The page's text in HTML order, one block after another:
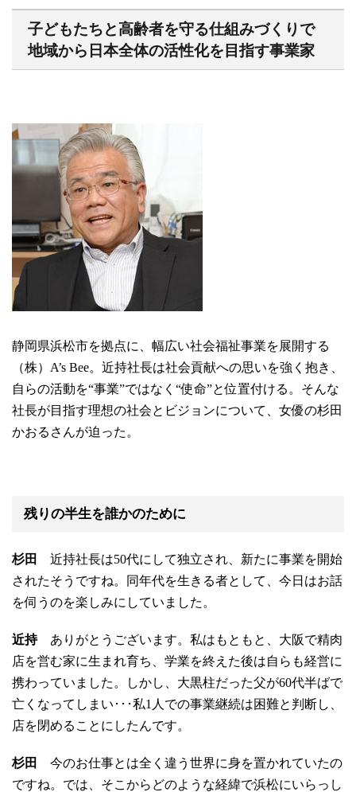
子どもたちと高齢者を守る仕組みづくりで
地域から日本全体の活性化を目指す事業家
静岡県浜松市を拠点に、幅広い社会福祉事業を展開する
（株）A’s Bee。近持社長は社会貢献への思いを強く抱き、
自らの活動を“事業”ではなく“使命”と位置付ける。そんな
社長が目指す理想の社会とビジョンについて、女優の杉田
かおるさんが迫った。
残りの半生を誰かのために
杉田
近持社長は50代にして独立され、新たに事業を開始
されたそうですね。同年代を生きる者として、今日はお話
を伺うのを楽しみにしていました。
近持ありがとうございます。私はもともと、大阪で精肉
店を営む家に生まれ育ち、学業を終えた後は自らも経営に
携わっていました。しかし、大黒柱だった父が60代半ばで
亡くなってしまい･･･私1人での事業継続は困難と判断し、
店を閉めることにしたんです。
杉田
今のお仕事とは全く違う世界に身を置かれていたの
ですね。では、そこからどのような経緯で浜松にいらっし